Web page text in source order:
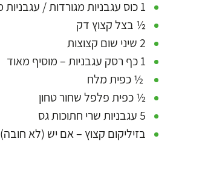
1 כוס עגבניות מגורדות / עגבניות משימורים
½ בצל קצוץ דק
2 שיני שום קצוצות
1 כף רסק עגבניות – מוסיף מאוד
½ כפית מלח
½ כפית פלפל שחור טחון
5 עגבניות שרי חתוכות גס
בזיליקום קצוץ – אם יש (לא חובה)